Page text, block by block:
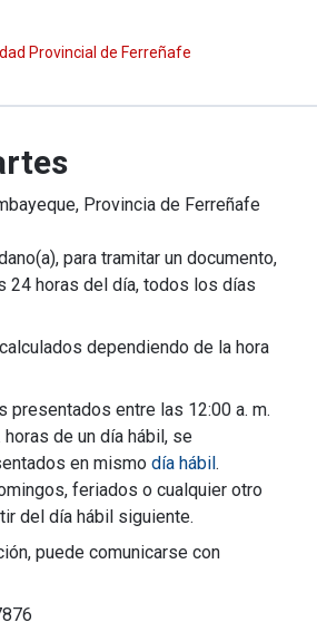
Provincial de Ferreñafe
, Provincia de Ferreñafe
para tramitar un documento,
24 horas del día, todos los días
dependiendo de la hora
presentados entre las 12:00 a. m.
horas de un día hábil, se
en mismo día hábil.
feriados o cualquier otro
del día hábil siguiente.
puede comunicarse con